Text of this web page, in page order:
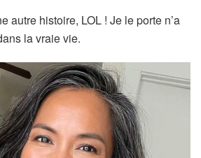
autre histoire, LOL ! Je le porte n’a
la vraie vie.